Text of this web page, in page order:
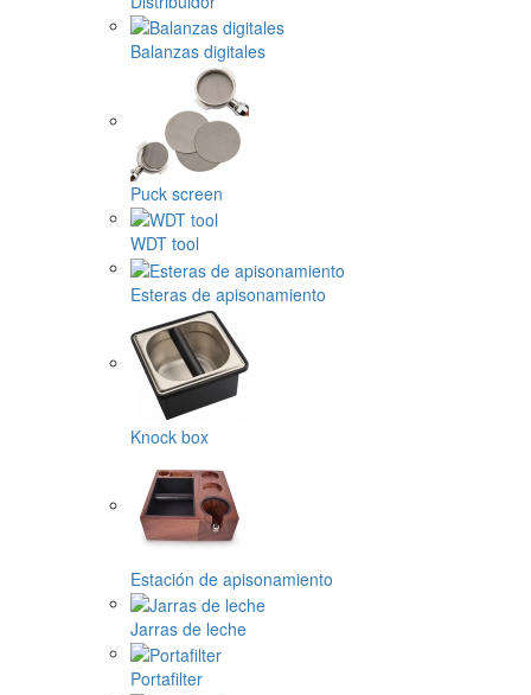
Balanzas digitales
Puck screen
WDT tool
Esteras de apisonamiento
Knock box
Estación de apisonamiento
Jarras de leche
Portafilter